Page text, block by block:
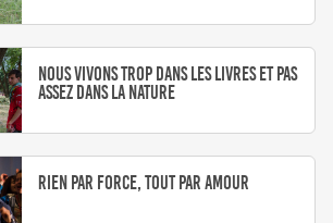
Nous vivons trop dans les livres et pas
assez dans la nature
Rien par force, tout par amour